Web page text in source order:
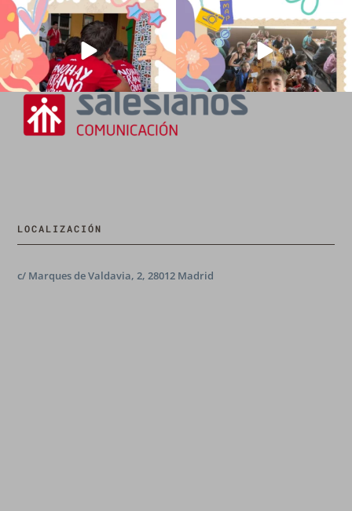
0
LOCALIZACIÓN
c/ Marques de Valdavia, 2, 28012 Madrid